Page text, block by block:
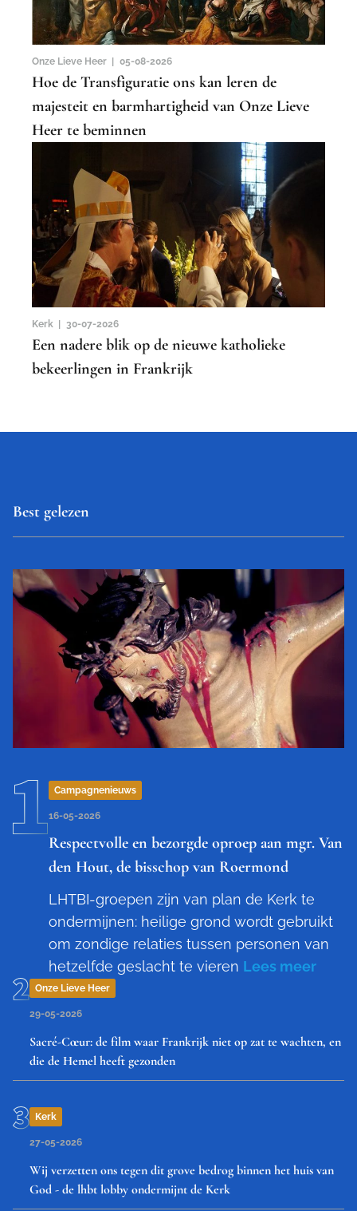
Onze Lieve Heer | 05-08-2026
Hoe de Transfiguratie ons kan leren de
majesteit en barmhartigheid van Onze Lieve
Heer te beminnen
Kerk | 30-07-2026
Een nadere blik op de nieuwe katholieke
bekeerlingen in Frankrijk
Best gelezen
Campagnenieuws
16-05-2026
Respectvolle en bezorgde oproep aan mgr. Van
den Hout, de bisschop van Roermond
LHTBI-groepen zijn van plan de Kerk te
ondermijnen: heilige grond wordt gebruikt
om zondige relaties tussen personen van
hetzelfde geslacht te vieren Lees meer
Onze Lieve Heer
29-05-2026
Sacré-Cœur: de film waar Frankrijk niet op zat te wachten, en
die de Hemel heeft gezonden
Kerk
27-05-2026
Wij verzetten ons tegen dit grove bedrog binnen het huis van
God - de lhbt lobby ondermijnt de Kerk